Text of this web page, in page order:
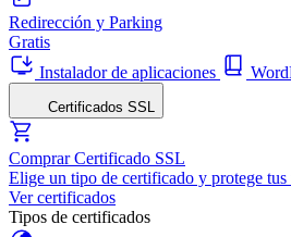
Redirección y Parking
Gratis
Instalador de aplicaciones
Certificados SSL
Comprar Certificado SSL
Elige un tipo de certificado y protege tus
Ver certificados
Tipos de certificados